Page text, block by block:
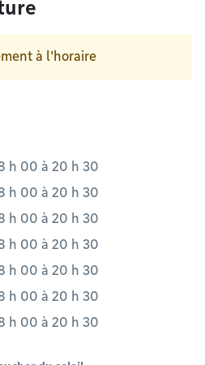
à l'horaire
h 00 à 20 h 30
h 00 à 20 h 30
h 00 à 20 h 30
h 00 à 20 h 30
h 00 à 20 h 30
h 00 à 20 h 30
h 00 à 20 h 30